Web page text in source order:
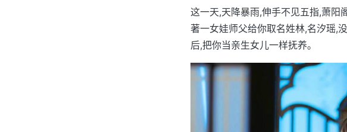
这一天,天降暴雨,伸手不见五指,萧阳
著一女娃师父给你取名姓林,名汐瑶,
后,把你当亲生女儿一样抚养。